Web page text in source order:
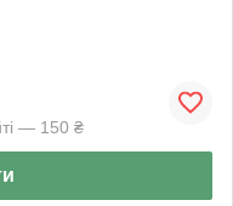
— 150 ₴